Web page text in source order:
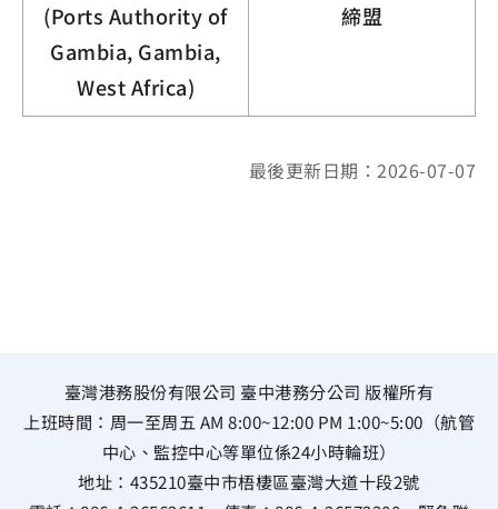
(Ports Authority of
Gambia, Gambia,
West Africa)
締盟
最後更新日期：2026-07-07
臺灣港務股份有限公司 臺中港務分公司 版權所有
上班時間：周一至周五 AM 8:00~12:00 PM 1:00~5:00（航管
中心、監控中心等單位係24小時輪班）
地址： 435210臺中市梧棲區臺灣大道十段2號